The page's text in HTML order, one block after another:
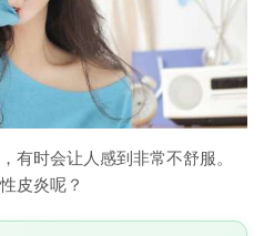
有时会让人感到非常不舒服。
皮炎呢？